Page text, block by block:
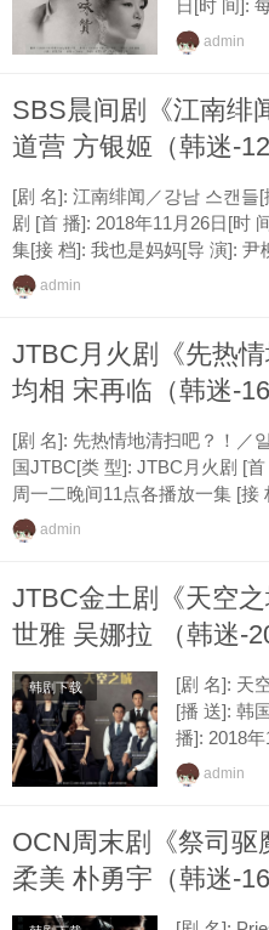
日[时 间]:
[接 档]: 狐
admin
SBS晨间剧《江南绯
道营 方银姬（韩迷-
[剧 名]: 江南绯闻／강남 스캔들
剧 [首 播]: 2018年11月26日[时
集[接 档]: 我也是妈妈[导 演]: 尹
admin
JTBC月火剧《先热
均相 宋再临（韩迷-
[剧 名]: 先热情地清扫吧？！／
国JTBC[类 型]: JTBC月火剧 [
周一二晚间11点各播放一集 [接
admin
JTBC金土剧《天空
世雅 吴娜拉 （韩迷-
韩剧下载
[剧 名]: 天
[播 送]: 韩
播]: 2018
间11点各
演...
admin
OCN周末剧《祭司驱
柔美 朴勇宇（韩迷-